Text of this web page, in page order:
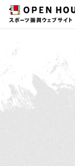
ニュース＆トピ
スポーツ振興
レポート
その他の社会